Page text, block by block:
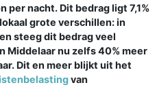
nacht. Dit bedrag ligt 7,1%
grote verschillen: in
steeg dit bedrag veel
Middelaar nu zelfs 40% meer
Dit en meer blijkt uit het
van